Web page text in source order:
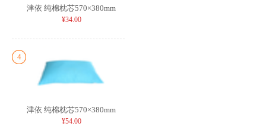
津依 纯棉枕芯570×380mm
¥34.00
4
津依 纯棉枕芯570×380mm
¥54.00